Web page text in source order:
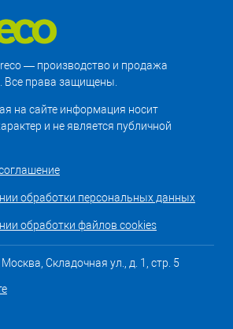
— производство и продажа
Все права защищены.
на сайте информация носит
и не является публичной
обработки персональных данных
обработки файлов cookies
Складочная ул., д. 1, стр. 5